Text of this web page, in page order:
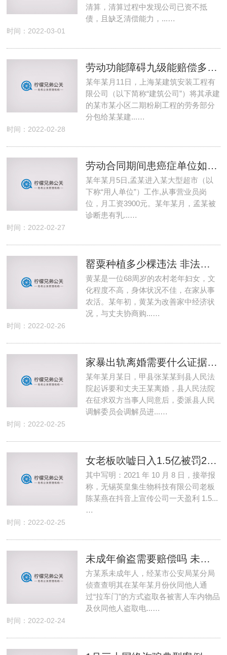
清算，清算过程中发现公司已资不抵
债，且缺乏清偿能力，...…
时间：2022-03-01
劳动功能障碍九级能赔偿多少钱 工人施工过程中意外受伤怎么处理
某年某月11日，上海某建筑安装工程有
限公司（以下简称“建筑公司”）将其承建
的某市某小区二期粉刷工程的劳务部分
分包给某某建...…
时间：2022-02-28
劳动合同期间患癌症单位如何处理 职工患癌症期间工资待遇
某年某月5日,孟某进入某大型超市（以
下称“用人单位”）工作,从事营业员岗
位，月工资3900元。某年某月，孟某被
诊断患有乳...…
时间：2022-02-27
罂粟种植多少棵违法 非法种植多少棵罂粟算违法
黄某是一位68周岁的农村老年妇女，文
化程度不高，身体状况不佳，在家从事
农活。某年初，黄某为改善家中经济状
况，与丈夫协商购...…
时间：2022-02-26
家暴出轨离婚需要什么证据 丈夫出轨家暴离婚怎么判
某年某月某日，甲县张某某到县人民法
院起诉要和丈夫王某离婚，县人民法院
在征求双方当事人同意后，委派县人民
调解委员会调解员进...…
时间：2022-02-25
女老板吹嘘日入1.5亿被罚20万 网友:吹牛真的会罚款
其中写明：2021 年 10 月 8 日，接举报
称，无锡英皇集生物科技有限公司老板
陈某燕在抖音上宣传公司一天盈利 1.5...
…
时间：2022-02-25
未成年偷盗需要赔偿吗 未成年盗窃5000元需要刑拘吗
方某系未成年人，经某市公安局某分局
侦查查明其在某年某月份伙同他人通
过“拉车门”的方式盗取各被害人车内物品
及伙同他人盗取电...…
时间：2022-02-24